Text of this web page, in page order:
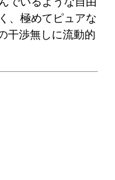
、極めてピュアな
干渉無しに流動的